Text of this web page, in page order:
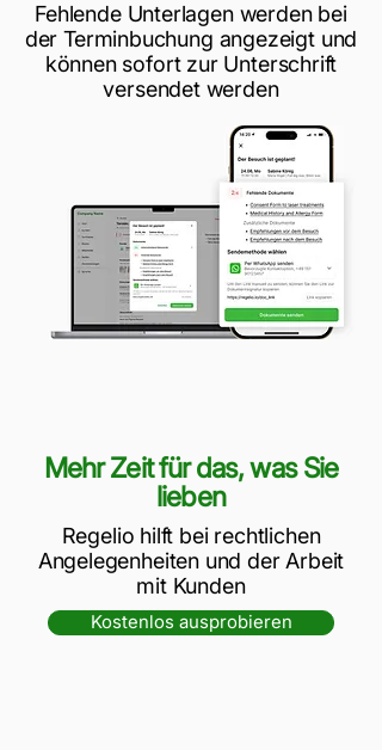
Fehlende Unterlagen werden bei
der Terminbuchung angezeigt und
können sofort zur Unterschrift
versendet werden
Mehr Zeit für das, was Sie
lieben
Regelio hilft bei rechtlichen
Angelegenheiten und der Arbeit
mit Kunden
Kostenlos ausprobieren